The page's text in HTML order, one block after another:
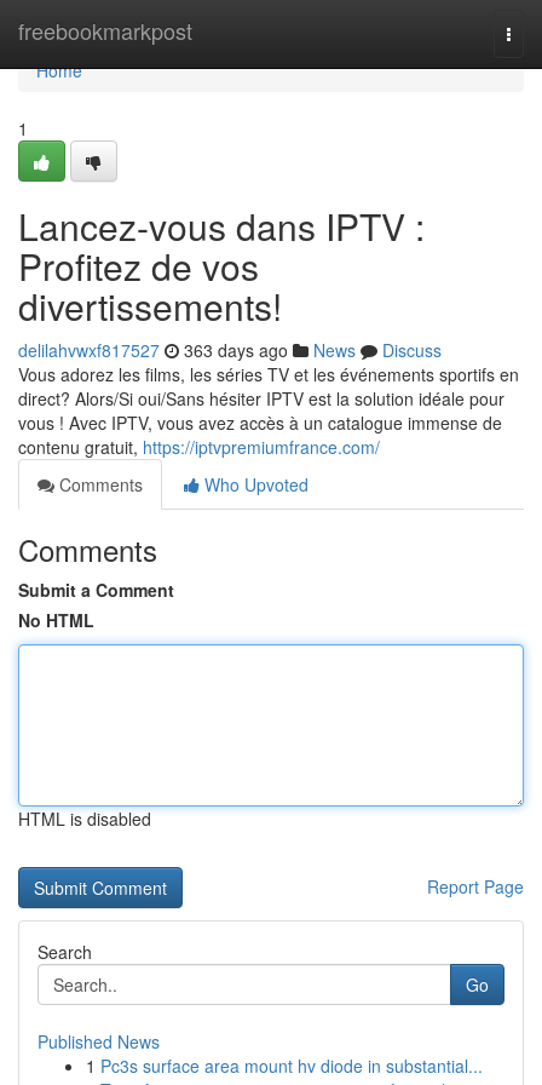
freebookmarkpost
Home
Home
1
Lancez-vous dans IPTV :
Profitez de vos
divertissements!
delilahvwxf817527 363 days ago News
Discuss
Vous adorez les films, les séries TV et les événements sportifs en
direct? Alors/Si oui/Sans hésiter IPTV est la solution idéale pour
vous ! Avec IPTV, vous avez accès à un catalogue immense de
contenu gratuit, https://iptvpremiumfrance.com/
Comments
Who Upvoted
Comments
Submit a Comment
No HTML
HTML is disabled
Report Page
Search
Go
Published News
1 Pc3s surface area mount hv diode in substantial...